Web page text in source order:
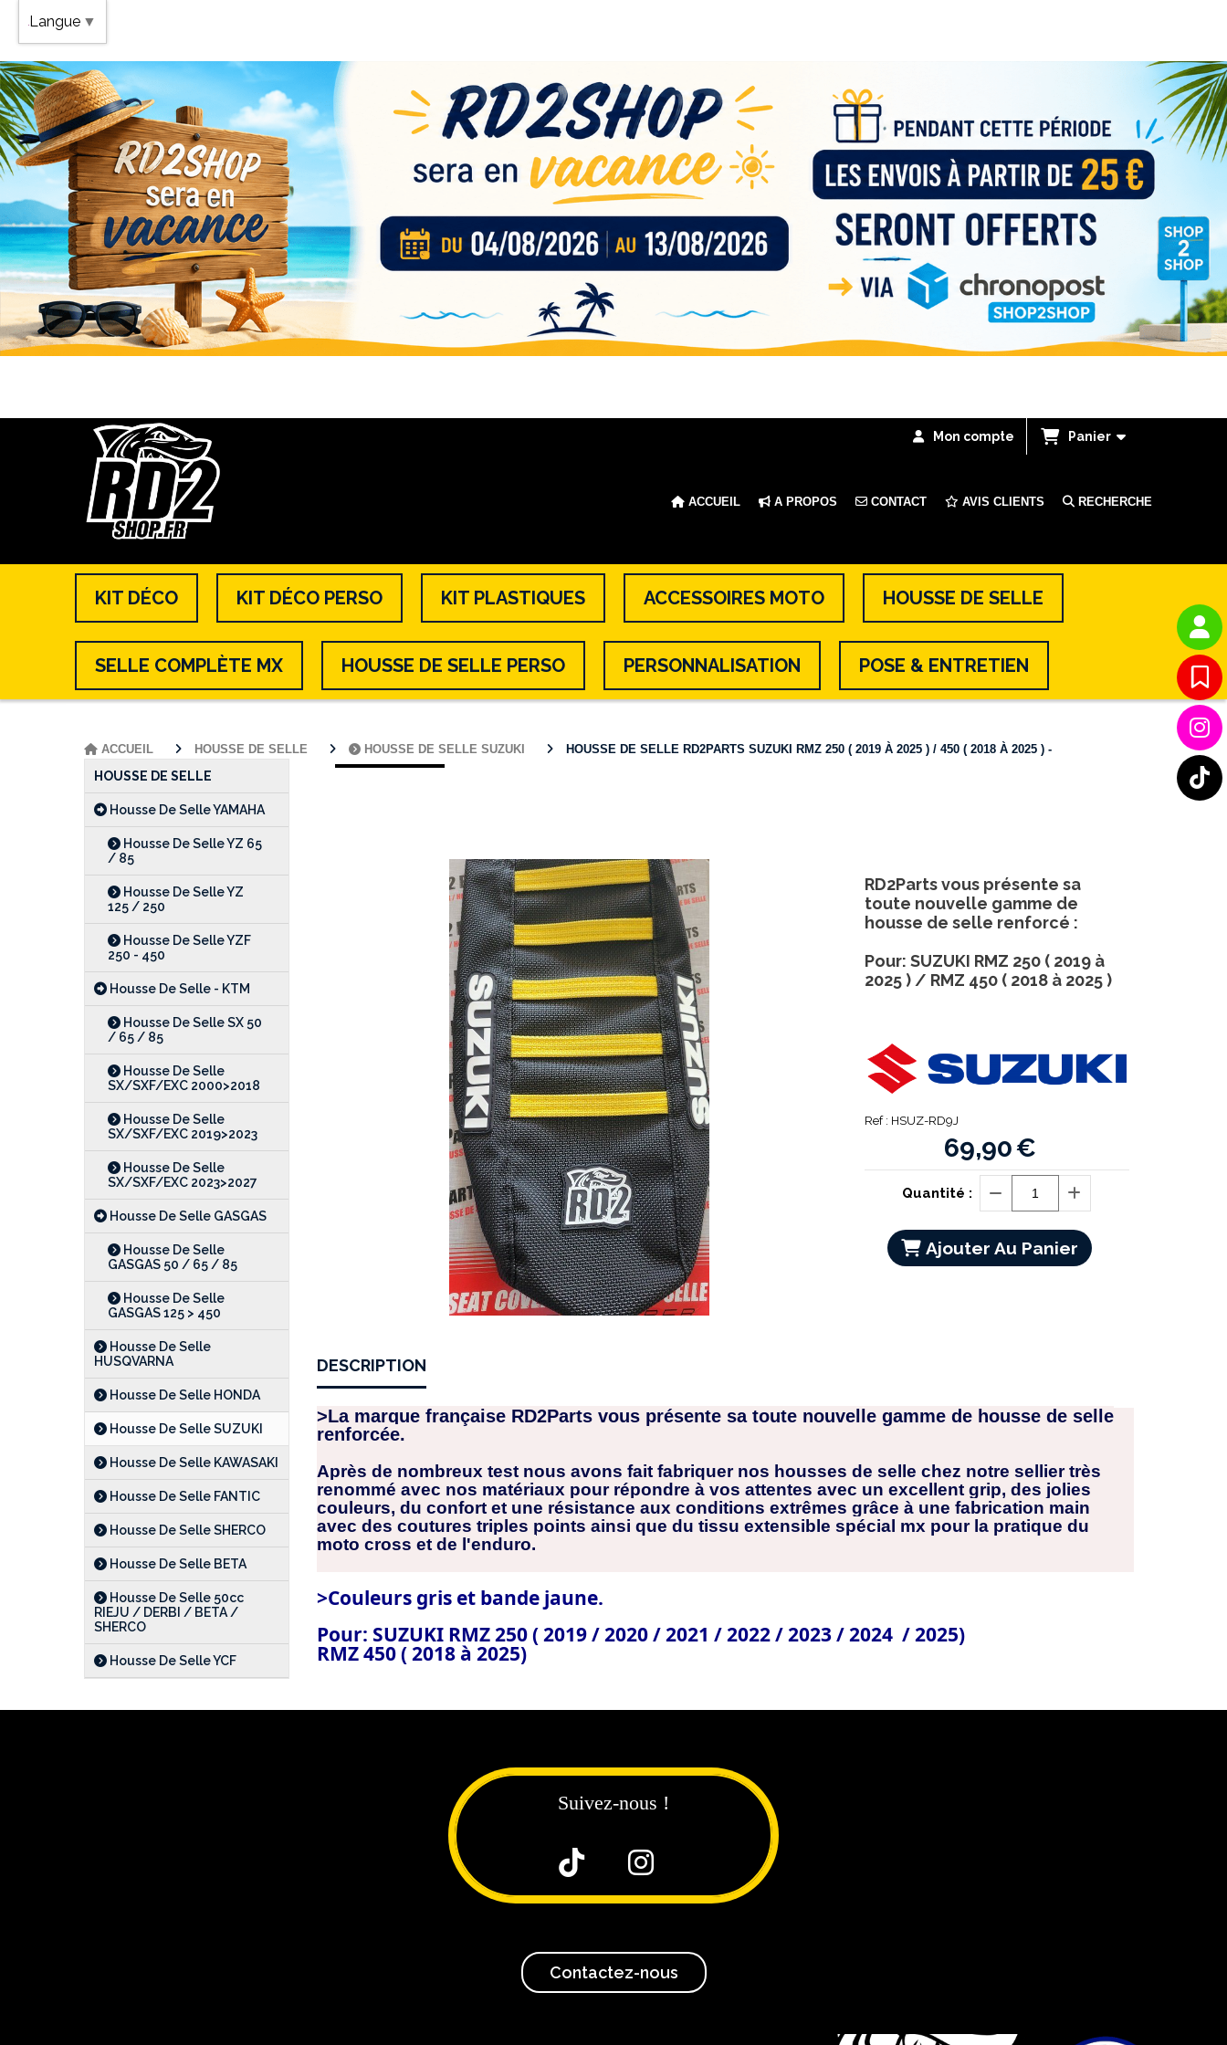
Bandeau
Vacances
Mon compte Panier
ACCUEIL A PROPOS CONTACT AVIS CLIENTS RECHERCHE
KIT DÉCO KIT DÉCO PERSO KIT PLASTIQUES ACCESSOIRES MOTO HOUSSE DE SELLE
SELLE COMPLÈTE MX HOUSSE DE SELLE PERSO PERSONNALISATION POSE & ENTRETIEN
HOUSSE DE SELLE
Housse De Selle YAMAHA
Housse De Selle YZ 65
/ 85
Housse De Selle YZ
125 / 250
Housse De Selle YZF
250 - 450
Housse De Selle - KTM
Housse De Selle SX 50
/ 65 / 85
Housse De Selle
SX/SXF/EXC 2000>2018
Housse De Selle
SX/SXF/EXC 2019>2023
Housse De Selle
SX/SXF/EXC 2023>2027
Housse De Selle GASGAS
Housse De Selle
GASGAS 50 / 65 / 85
Housse De Selle
GASGAS 125 > 450
Housse De Selle
HUSQVARNA
Housse De Selle HONDA
Housse De Selle SUZUKI
Housse De Selle KAWASAKI
Housse De Selle FANTIC
Housse De Selle SHERCO
Housse De Selle BETA
Housse De Selle 50cc
RIEJU / DERBI / BETA /
SHERCO
Housse De Selle YCF
ACCUEIL HOUSSE DE SELLE HOUSSE DE SELLE SUZUKI HOUSSE DE SELLE RD2PARTS SUZUKI RMZ 250 ( 2019 À 2025 ) / 450 ( 2018 À 2025 ) -
Ref : HSUZ-RD9J
69,90€
Quantité :
Ajouter Au Panier
RD2Parts vous présente sa
toute nouvelle gamme de
housse de selle renforcé :
Pour: SUZUKI RMZ 250 ( 2019 à
2025 ) / RMZ 450 ( 2018 à 2025 )
DESCRIPTION
>La marque française RD2Parts vous présente sa toute nouvelle gamme de housse de selle
renforcée.
Après de nombreux test nous avons fait fabriquer nos housses de selle chez notre sellier très
renommé avec nos matériaux pour répondre à vos attentes avec un excellent grip, des jolies
couleurs, du confort et une résistance aux conditions extrêmes grâce à une fabrication main
avec des coutures triples points ainsi que du tissu extensible spécial mx pour la pratique du
moto cross et de l'enduro.
>Couleurs gris et bande jaune.
Pour: SUZUKI RMZ 250 ( 2019 / 2020 / 2021 / 2022 / 2023 / 2024 / 2025)
RMZ 450 ( 2018 à 2025)
Suivez-nous !
 
Contactez-nous
Langue ▼